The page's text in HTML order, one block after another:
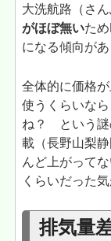
大洗航路（さ
がほぼ無いた
になる傾向が
全体的に価格
使うくらいな
ね？ という謎
載（長野山梨
んど上がって
くらいだった気
排気量